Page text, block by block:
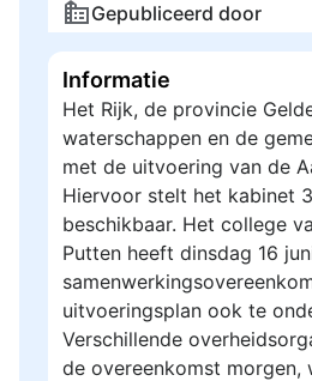
Gepubliceerd door
Informatie
Het Rijk, de provincie
waterschappen en de
met de uitvoering van de
Hiervoor stelt het kabinet
beschikbaar. Het college
Putten heeft dinsdag 16
uitvoeringsplan ook te
Verschillende
de overeenkomst morgen,